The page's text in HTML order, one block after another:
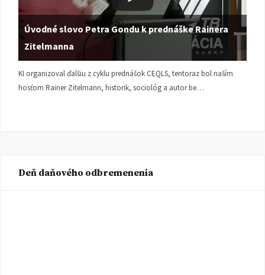
Úvodné slovo Petra Gondu k prednáške Rainera
Zitelmanna
KI organizoval ďalšiu z cyklu prednášok CEQLS, tentoraz bol naším
hosťom Rainer Zitelmann, historik, sociológ a autor be…
Deň daňového odbremenenia